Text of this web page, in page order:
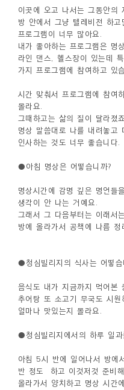
이곳에 오고 나서는 그동안의
방 안에서 그냥 텔레비전 하
프로그램이 너무 많아요.
내가 좋아하는 프로그램은 명
라인 댄스, 헬스장이 있는데
가지 프로그램에 참여하고 있
시간 맞춰서 프로그램에 참여
몰라요.
그때하고는 삶의 질이 달라졌
명상 말씀대로 나를 내려놓고
인사하는 것도 너무 좋습니다.
●아침 명상은 어떻습니까?
명상시간에 감명 깊은 명언들
생각이 안 나는 거예요.
그래서 그 다음부터는 이래서
방에 올라가서 공책에 나름
●청심빌리지의 식사는 어떻습
음식도 내가 지금까지 먹어본
추어탕 또 소고기 무국도 시
얼마나 맛있는지 몰라요.
●청심빌리지에서의 하루 일
아침 5시 반에 일어나서 방에
반 정도
하고 이것저것 준비
올라가서 양치하고 명상 시간